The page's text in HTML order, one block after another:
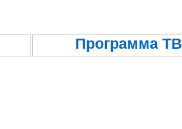
Программа ТВ